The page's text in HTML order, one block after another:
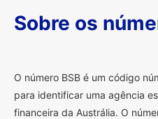
Sobre os
O número BSB é um código
para identificar uma agência
financeira da Austrália. O